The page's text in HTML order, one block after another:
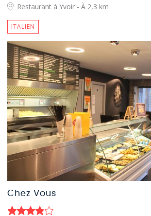
Restaurant à Yvoir - À 2,3 km
ITALIEN
Chez Vous